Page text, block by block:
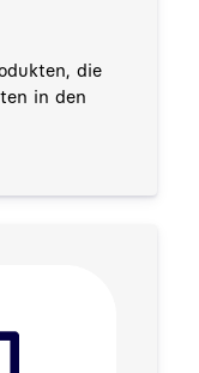
die
in den